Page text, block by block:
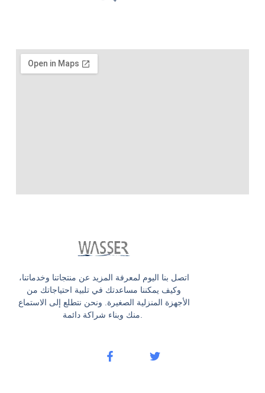
اتصل بنا اليوم لمعرفة المزيد عن منتجاتنا وخدماتنا،
وكيف يمكننا مساعدتك في تلبية احتياجاتك من
الأجهزة المنزلية الصغيرة. ونحن نتطلع إلى الاستماع
منك وبناء شراكة دائمة.